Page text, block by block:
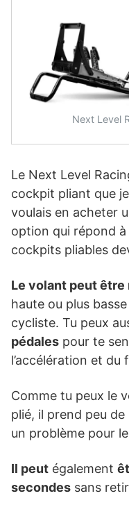
Next Level
Le Next Level
cockpit pliant que
voulais en acheter
option qui répond
cockpits pliables
Le volant peut être
haute ou plus
cycliste. Tu peux
pédales pour te
l’accélération et du
Comme tu peux le
plié, il prend peu
un problème pour
Il peut également
secondes sans